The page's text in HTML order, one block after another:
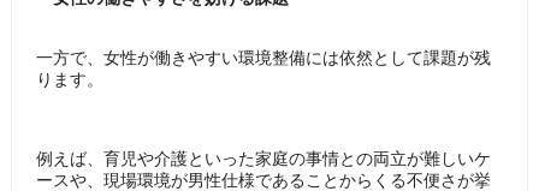
一方で、女性が働きやすい環境整備には依然として課題が残
ります。
例えば、育児や介護といった家庭の事情との両立が難しいケ
ースや、現場環境が男性仕様であることからくる不便さが挙